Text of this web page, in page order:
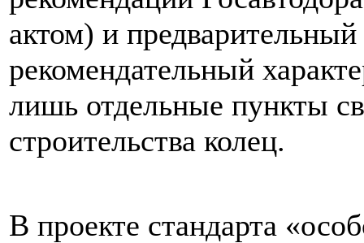
актом) и
рекомендательный
лишь отдельные пункты
строительства колец.
В проекте стандарта